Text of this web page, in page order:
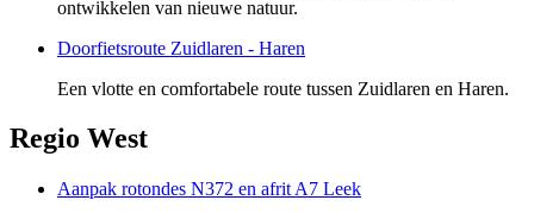
ontwikkelen van nieuwe natuur.
Doorfietsroute Zuidlaren - Haren
Een vlotte en comfortabele route tussen Zuidlaren en Haren.
Regio West
Aanpak rotondes N372 en afrit A7 Leek